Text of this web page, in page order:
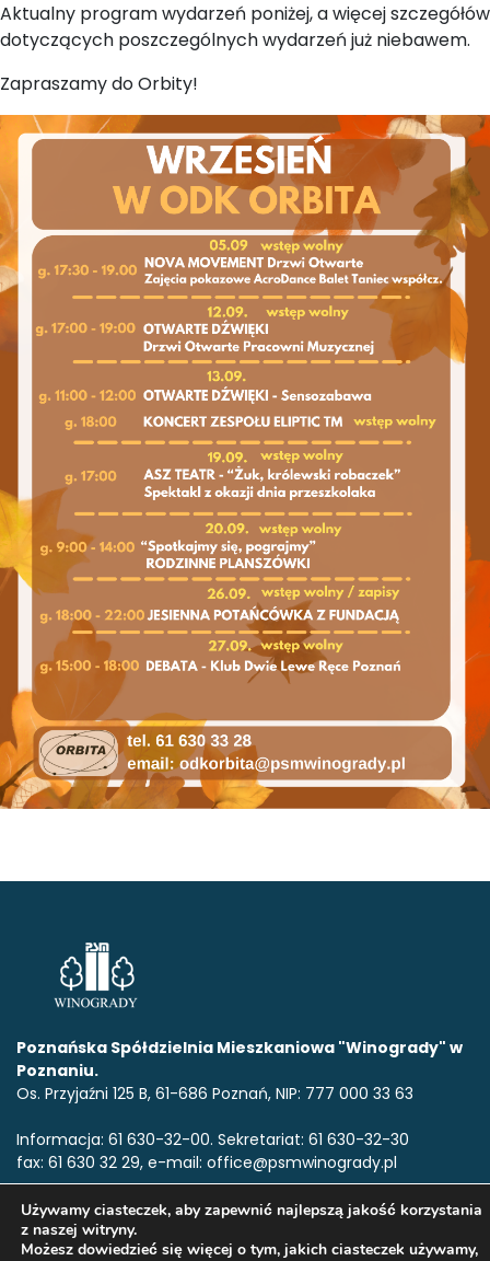
Aktualny program wydarzeń poniżej, a więcej szczegółów
dotyczących poszczególnych wydarzeń już niebawem.
Zapraszamy do Orbity!
Poznańska Spółdzielnia Mieszkaniowa "Winogrady" w
Poznaniu.
Os. Przyjaźni 125 B, 61-686 Poznań, NIP: 777 000 33 63
Informacja: 61 630-32-00. Sekretariat: 61 630-32-30
fax: 61 630 32 29, e-mail: office@psmwinogrady.pl
www.psmwinogrady.pl
zastrzeżone.All rights reserved.
Używamy ciasteczek, aby zapewnić najlepszą jakość korzystania
z naszej witryny.
Możesz dowiedzieć się więcej o tym, jakich ciasteczek używamy,